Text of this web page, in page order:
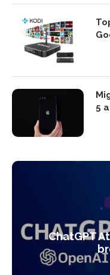
5
ChatGPT